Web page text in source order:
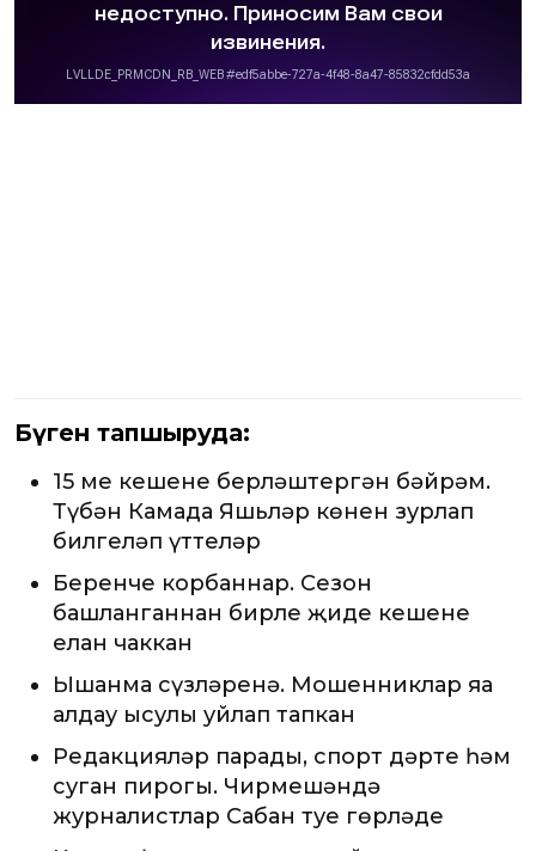
Бүген тапшыруда:
15 мең кешене берләштергән бәйрәм.
Түбән Камада Яшьләр көнен зурлап
билгеләп үттеләр
Беренче корбаннар. Сезон
башланганнан бирле җиде кешене
елан чаккан
Ышанма сүзләренә. Мошенниклар яңа
алдау ысулы уйлап тапкан
Редакцияләр парады, спорт дәрте һәм
суган пирогы. Чирмешәндә
журналистлар Сабан туе гөрләде